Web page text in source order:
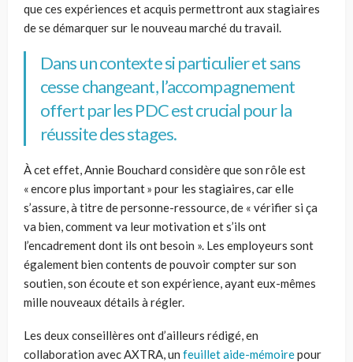
que ces expériences et acquis permettront aux stagiaires
de se démarquer sur le nouveau marché du travail.
Dans un contexte si particulier et sans
cesse changeant, l’accompagnement
offert par les PDC est crucial pour la
réussite des stages.
À cet effet, Annie Bouchard considère que son rôle est
« encore plus important » pour les stagiaires, car elle
s’assure, à titre de personne-ressource, de « vérifier si ça
va bien, comment va leur motivation et s’ils ont
l’encadrement dont ils ont besoin ». Les employeurs sont
également bien contents de pouvoir compter sur son
soutien, son écoute et son expérience, ayant eux-mêmes
mille nouveaux détails à régler.
Les deux conseillères ont d’ailleurs rédigé, en
collaboration avec AXTRA, un feuillet aide-mémoirepour